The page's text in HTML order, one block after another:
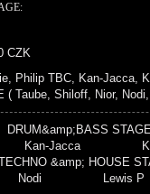
CZK
Philip TBC, Kan-Jacca,
( Taube, Shiloff, Nior,
Jacca
&amp; HOUSE
Lewis